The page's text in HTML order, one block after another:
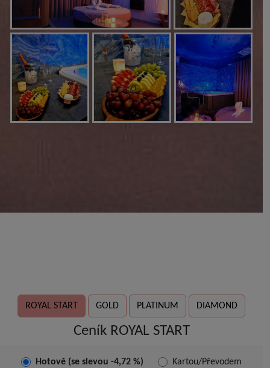
ROYAL START GOLD PLATINUM DIAMOND
Ceník ROYAL START
Hotově (se slevou -4,72 %) Kartou/Převodem